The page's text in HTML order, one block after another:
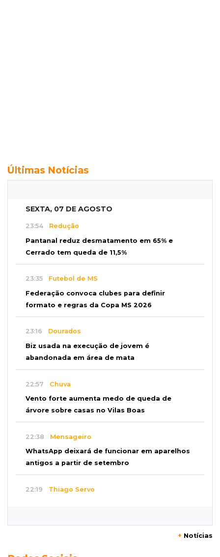
Últimas Notícias
SEXTA, 07 DE AGOSTO
23:54 Redução
Pantanal reduz desmatamento em 65% e
Cerrado tem queda de 11,5%
23:35 Futebol de MS
Federação convoca clubes para definir
formato e regras da Copa MS 2026
23:16 Dourados
Biz usada na execução de jovem é
abandonada em área de mata
22:57 Chuva
Vento forte aumenta medo de queda de
árvore sobre casas no Vilas Boas
22:38 Mensageiro
WhatsApp deixará de funcionar em aparelhos
antigos a partir de setembro
22:19 Thiago Servo
+ Notícias